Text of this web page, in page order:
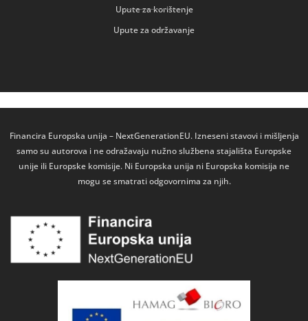
Upute za korištenje
Upute za održavanje
Financira Europska unija – NextGenerationEU. Izneseni stavovi i mišljenja
samo su autorova i ne odražavaju nužno službena stajališta Europske
unije ili Europske komisije. Ni Europska unija ni Europska komisija ne
mogu se smatrati odgovornima za njih.